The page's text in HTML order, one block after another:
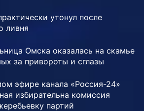
утонул после
ливня
Омска оказалась на скамье
за привороты и сглазы
эфире канала «Россия-24»
избирательна комиссия
партий